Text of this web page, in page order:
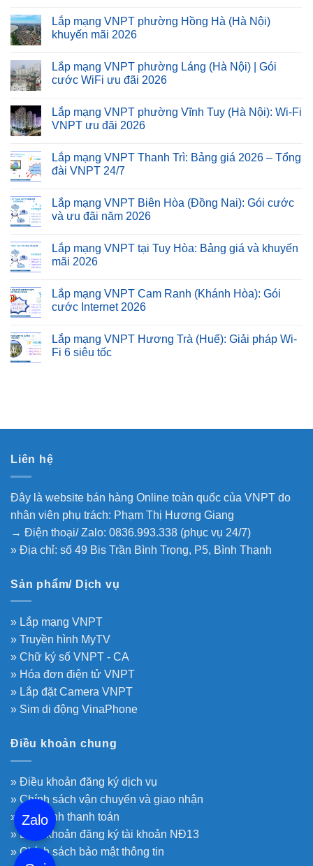
Lắp mạng VNPT phường Hồng Hà (Hà Nội)
khuyến mãi 2026
Lắp mạng VNPT phường Láng (Hà Nội) | Gói
cước WiFi ưu đãi 2026
Lắp mạng VNPT phường Vĩnh Tuy (Hà Nội): Wi-Fi
VNPT ưu đãi 2026
Lắp mạng VNPT Thanh Trì: Bảng giá 2026 – Tổng
đài VNPT 24/7
Lắp mạng VNPT Biên Hòa (Đồng Nai): Gói cước
và ưu đãi năm 2026
Lắp mạng VNPT tại Tuy Hòa: Bảng giá và khuyến
mãi 2026
Lắp mạng VNPT Cam Ranh (Khánh Hòa): Gói
cước Internet 2026
Lắp mạng VNPT Hương Trà (Huế): Giải pháp Wi-
Fi 6 siêu tốc
Liên hệ
Đây là website bán hàng Online toàn quốc của VNPT do
nhân viên phụ trách: Phạm Thị Hương Giang
→ Điện thoại/ Zalo: 0836.993.338 (phục vụ 24/7)
» Địa chỉ: số 49 Bis Trần Bình Trọng, P5, Bình Thạnh
Sản phẩm/ Dịch vụ
» Lắp mạng VNPT
» Truyền hình MyTV
» Chữ ký số VNPT - CA
» Hóa đơn điện tử VNPT
» Lắp đặt Camera VNPT
» Sim di động VinaPhone
Điều khoản chung
» Điều khoản đăng ký dịch vụ
» Chính sách vận chuyển và giao nhận
» Quy định thanh toán
» Điều khoản đăng ký tài khoản NĐ13
» Chính sách bảo mật thông tin
Zalo